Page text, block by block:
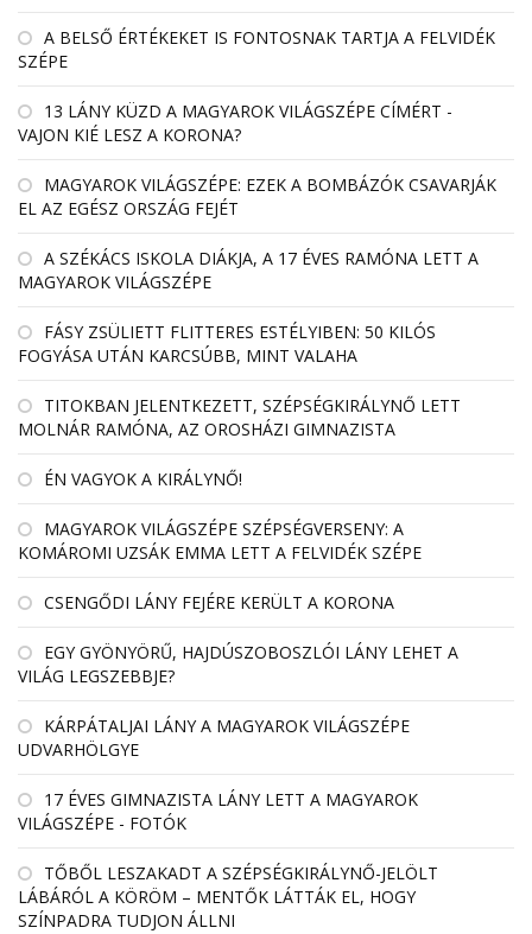
A BELSŐ ÉRTÉKEKET IS FONTOSNAK TARTJA A FELVIDÉK
SZÉPE
13 LÁNY KÜZD A MAGYAROK VILÁGSZÉPE CÍMÉRT -
VAJON KIÉ LESZ A KORONA?
MAGYAROK VILÁGSZÉPE: EZEK A BOMBÁZÓK CSAVARJÁK
EL AZ EGÉSZ ORSZÁG FEJÉT
A SZÉKÁCS ISKOLA DIÁKJA, A 17 ÉVES RAMÓNA LETT A
MAGYAROK VILÁGSZÉPE
FÁSY ZSÜLIETT FLITTERES ESTÉLYIBEN: 50 KILÓS
FOGYÁSA UTÁN KARCSÚBB, MINT VALAHA
TITOKBAN JELENTKEZETT, SZÉPSÉGKIRÁLYNŐ LETT
MOLNÁR RAMÓNA, AZ OROSHÁZI GIMNAZISTA
ÉN VAGYOK A KIRÁLYNŐ!
MAGYAROK VILÁGSZÉPE SZÉPSÉGVERSENY: A
KOMÁROMI UZSÁK EMMA LETT A FELVIDÉK SZÉPE
CSENGŐDI LÁNY FEJÉRE KERÜLT A KORONA
EGY GYÖNYÖRŰ, HAJDÚSZOBOSZLÓI LÁNY LEHET A
VILÁG LEGSZEBBJE?
KÁRPÁTALJAI LÁNY A MAGYAROK VILÁGSZÉPE
UDVARHÖLGYE
17 ÉVES GIMNAZISTA LÁNY LETT A MAGYAROK
VILÁGSZÉPE - FOTÓK
TŐBŐL LESZAKADT A SZÉPSÉGKIRÁLYNŐ-JELÖLT
LÁBÁRÓL A KÖRÖM – MENTŐK LÁTTÁK EL, HOGY
SZÍNPADRA TUDJON ÁLLNI